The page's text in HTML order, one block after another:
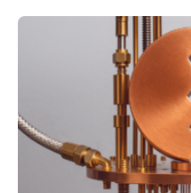
Messungen verwenden.
vermutet, weltweit war
Atomkern-Zuständen
einem Team der TU
internationaler Partner
Der lange diskutierte
gefunden. Kurz darauf
Thorium tatsächlich